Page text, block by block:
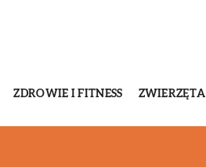
ZDROWIE I FITNESS ZWIERZĘTA